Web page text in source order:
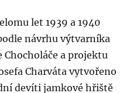
let 1939 a 1940
návrhu výtvarníka
Chocholáče a projektu
Charváta vytvořeno
devíti jamkové hřiště